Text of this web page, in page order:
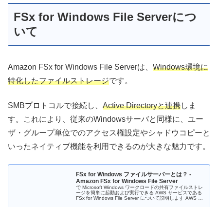
FSx for Windows File Serverにつ
いて
Amazon FSx for Windows File Serverは、 Windows環境に
特化したファイルストレージです。
SMBプロトコルで接続し、 Active Directoryと連携しま
す。これにより、従来のWindowsサーバと同様に、ユー
ザ・グループ単位でのアクセス権設定やシャドウコピーと
いったネイティブ機能を利用できるのが大きな魅力です。
FSx for Windows ファイルサーバーとは？ -
Amazon FSx for Windows File Server
で Microsoft Windows ワークロードの共有ファイルストレ
ージを簡単に起動および実行できる AWS サービスである
FSx for Windows File Server について説明します AWS ク